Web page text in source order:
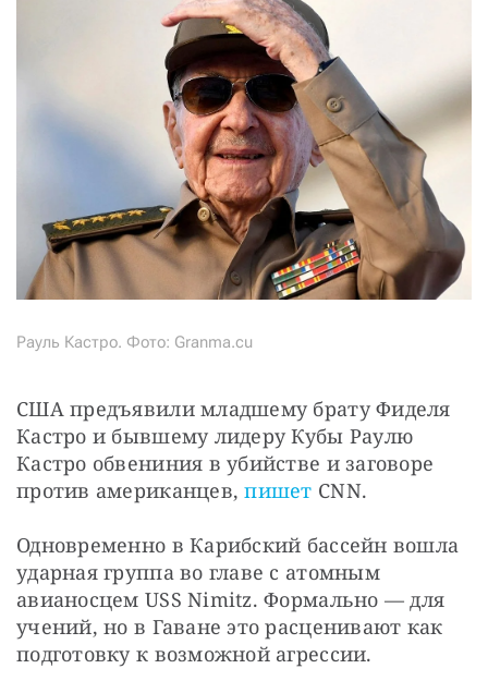
Рауль Кастро. Фото: Granma.cu
США предъявили младшему брату Фиделя
Кастро и бывшему лидеру Кубы Раулю
Кастро обвениния в убийстве и заговоре
против американцев, пишет CNN.
Одновременно в Карибский бассейн вошла
ударная группа во главе с атомным
авианосцем USS Nimitz. Формально — для
учений, но в Гаване это расценивают как
подготовку к возможной агрессии.